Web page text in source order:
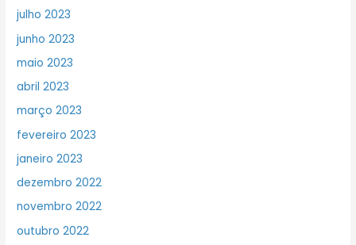
julho 2023
junho 2023
maio 2023
abril 2023
março 2023
fevereiro 2023
janeiro 2023
dezembro 2022
novembro 2022
outubro 2022